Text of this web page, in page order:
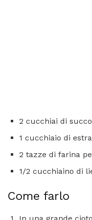
2 cucchiai di
1 cucchiaio di
2 tazze di farina
1/2 cucchiaino di
Come farlo
In una grande